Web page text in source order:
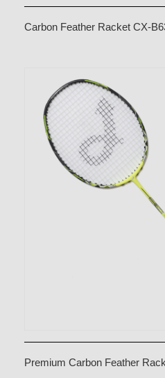
Carbon Feather Racket CX-
Premium Carbon Feather